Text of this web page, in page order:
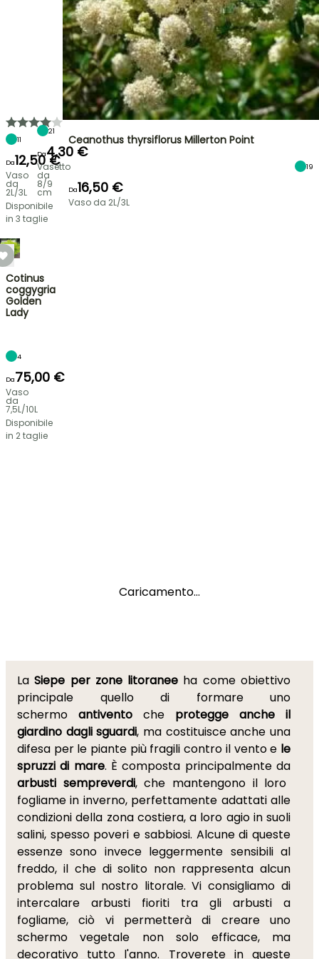
11
Da12,50 €
Vaso
da
2L/3L
Disponibile
in 3 taglie
21
Da4,30 €
Vasetto
da
8/9
cm
Ceanothus thyrsiflorus Millerton Point
19
Da16,50 €
Vaso da 2L/3L
Cotinus
coggygria
Golden
Lady
4
Da75,00 €
Vaso
da
7,5L/10L
Disponibile
in 2 taglie
Caricamento...
LaSiepe per zone litoranee ha come obiettivo
principale quello di formare uno
schermo antivento che protegge anche il
giardino dagli sguardi, ma costituisce anche una
difesa per le piante più fragili contro il vento e le
spruzzi di mare. È composta principalmente da
arbusti sempreverdi, che mantengono il loro
fogliame in inverno, perfettamente adattati alle
condizioni della zona costiera, a loro agio in suoli
salini, spesso poveri e sabbiosi. Alcune di queste
essenze sono invece leggermente sensibili al
freddo, il che di solito non rappresenta alcun
problema sul nostro litorale. Vi consigliamo di
intercalare arbusti fioriti tra gli arbusti a
fogliame, ciò vi permetterà di creare uno
schermo vegetale non solo efficace, ma
decorativo tutto l'anno. Troverete in queste